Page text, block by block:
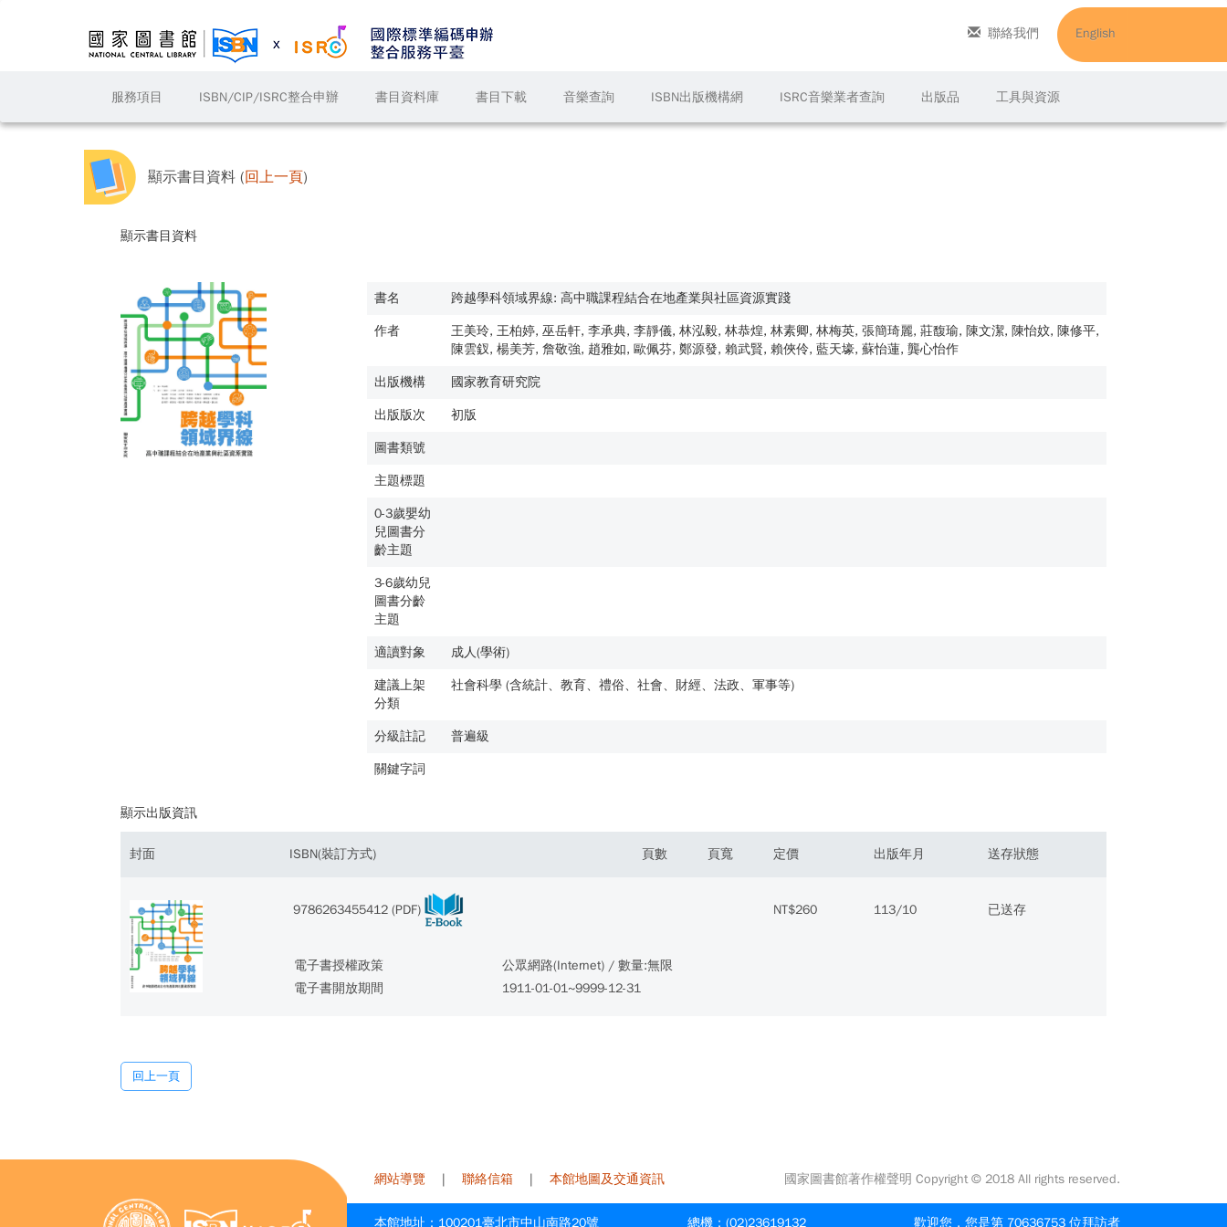
服務項目 ISBN/CIP/ISRC整合申辦 書目資料庫 書目下載 音樂查詢 ISBN出版機構網 ISRC音樂業者查詢 出版品 工具與資源
聯絡我們 English
顯示書目資料 (回上一頁)
顯示書目資料
書名 跨越學科領域界線: 高中職課程結合在地產業與社區資源實踐
作者
王美玲, 王柏婷, 巫岳軒, 李承典, 李靜儀, 林泓毅, 林恭煌, 林素卿, 林梅英, 張簡琦麗, 莊馥瑜, 陳文潔, 陳怡妏, 陳修平,
陳雲釵, 楊美芳, 詹敬強, 趙雅如, 歐佩芬, 鄭源發, 賴武賢, 賴俠伶, 藍天壕, 蘇怡蓮, 龔心怡作
出版機構 國家教育研究院
出版版次 初版
圖書類號
主題標題
0-3歲嬰幼
兒圖書分
齡主題
3-6歲幼兒
圖書分齡
主題
適讀對象 成人(學術)
建議上架
分類
社會科學 (含統計、教育、禮俗、社會、財經、法政、軍事等)
分級註記 普遍級
關鍵字詞
顯示出版資訊
封面 ISBN(裝訂方式) 頁數 頁寬 定價 出版年月 送存狀態
9786263455412 (PDF) NT$260 113/10 已送存
電子書授權政策
公眾網路(Internet) / 數量:無限
電子書開放期間
1911-01-01~9999-12-31
回上一頁
網站導覽 | 聯絡信箱| 本館地圖及交通資訊 國家圖書館著作權聲明 Copyright © 2018 All rights reserved.
本館地址：100201臺北市中山南路20號 總機：(02)23619132 歡迎您，您是第 70636753 位拜訪者